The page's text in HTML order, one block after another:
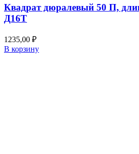
Квадрат дюралевый 50 П,
Д16Т
1235,00 ₽
В корзину